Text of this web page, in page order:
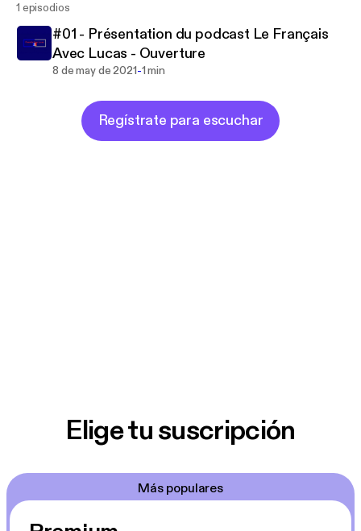
1 episodios
#01 - Présentation du podcast Le Français
Avec Lucas - Ouverture
8 de may de 2021-1 min
Regístrate para escuchar
Elige tu suscripción
Más populares